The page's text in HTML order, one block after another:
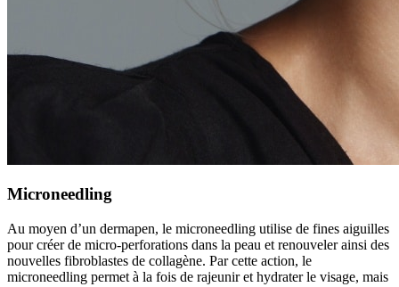
Microneedling
Au moyen d’un dermapen, le microneedling utilise de fines aiguilles
pour créer de micro-perforations dans la peau et renouveler ainsi des
nouvelles fibroblastes de collagène. Par cette action, le
microneedling permet à la fois de rajeunir et hydrater le visage, mais